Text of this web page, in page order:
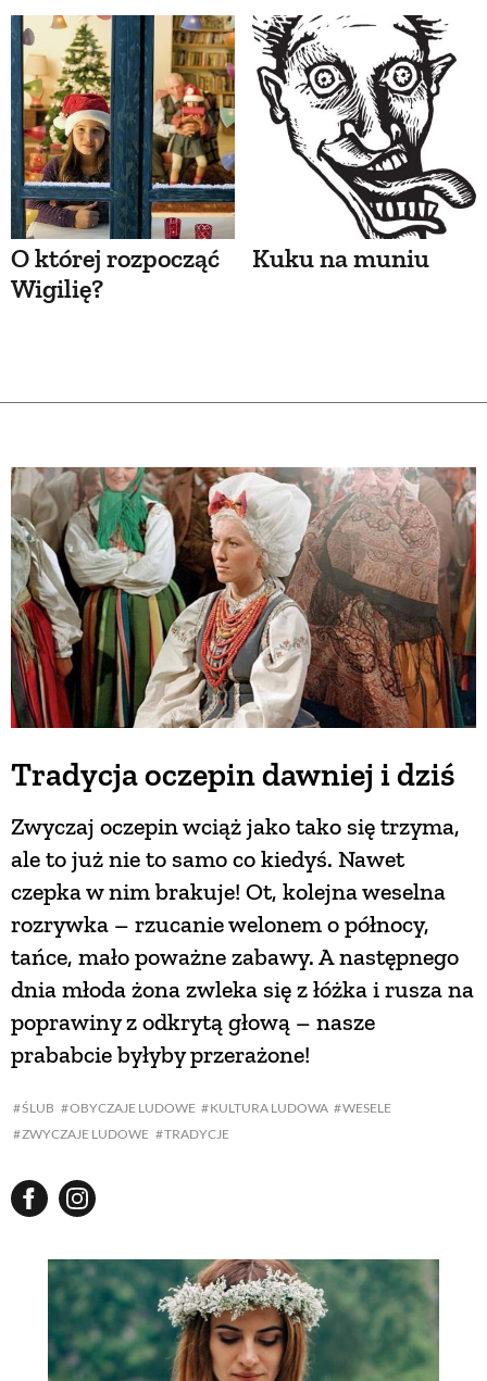
O której rozpocząć
Wigilię?
Kuku na muniu
Tradycja oczepin dawniej i dziś
ŚLUB OBYCZAJE LUDOWE KULTURA LUDOWA
WESELE
ZWYCZAJE LUDOWE
TRADYCJE
Zwyczaj oczepin wciąż jako tako się trzyma,
ale to już nie to samo co kiedyś. Nawet
czepka w nim brakuje! Ot, kolejna weselna
rozrywka – rzucanie welonem o północy,
tańce, mało poważne zabawy. A następnego
dnia młoda żona zwleka się z łóżka i rusza na
poprawiny z odkrytą głową – nasze
prababcie byłyby przerażone!